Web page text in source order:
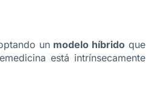
un modelo híbrido que
está intrínsecamente